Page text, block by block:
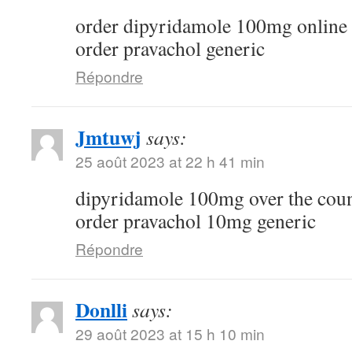
order dipyridamole 100mg online
order pravachol generic
Répondre
Jmtuwj says:
25 août 2023 at 22 h 41 min
dipyridamole 100mg over the
order pravachol 10mg generic
Répondre
Donllisays:
29 août 2023 at 15 h 10 min